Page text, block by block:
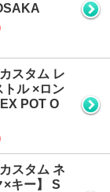
スタム レ
トル ×ロン
POT O
スタム ネ
×キー】 S